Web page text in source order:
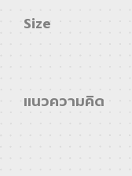
Size
แนวความคิด